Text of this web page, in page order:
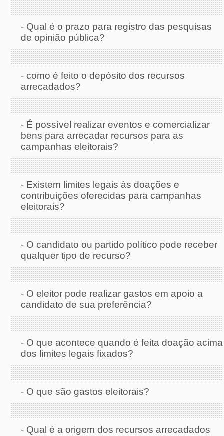
- Qual é o prazo para registro das pesquisas
de opinião pública?
- como é feito o depósito dos recursos
arrecadados?
- É possível realizar eventos e comercializar
bens para arrecadar recursos para as
campanhas eleitorais?
- Existem limites legais às doações e
contribuições oferecidas para campanhas
eleitorais?
- O candidato ou partido político pode receber
qualquer tipo de recurso?
- O eleitor pode realizar gastos em apoio a
candidato de sua preferência?
- O que acontece quando é feita doação acima
dos limites legais fixados?
- O que são gastos eleitorais?
- Qual é a origem dos recursos arrecadados